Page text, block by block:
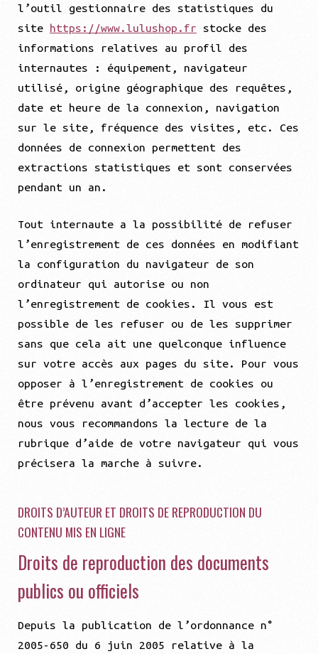
l’outil gestionnaire des statistiques du
site https://www.lulushop.fr stocke des
informations relatives au profil des
internautes : équipement, navigateur
utilisé, origine géographique des requêtes,
date et heure de la connexion, navigation
sur le site, fréquence des visites, etc. Ces
données de connexion permettent des
extractions statistiques et sont conservées
pendant un an.
Tout internaute a la possibilité de refuser
l’enregistrement de ces données en modifiant
la configuration du navigateur de son
ordinateur qui autorise ou non
l’enregistrement de cookies. Il vous est
possible de les refuser ou de les supprimer
sans que cela ait une quelconque influence
sur votre accès aux pages du site. Pour vous
opposer à l’enregistrement de cookies ou
être prévenu avant d’accepter les cookies,
nous vous recommandons la lecture de la
rubrique d’aide de votre navigateur qui vous
précisera la marche à suivre.
DROITS D’AUTEUR ET DROITS DE REPRODUCTION DU
CONTENU MIS EN LIGNE
Droits de reproduction des documents
publics ou officiels
Depuis la publication de l’ordonnance n°
2005-650 du 6 juin 2005 relative à la